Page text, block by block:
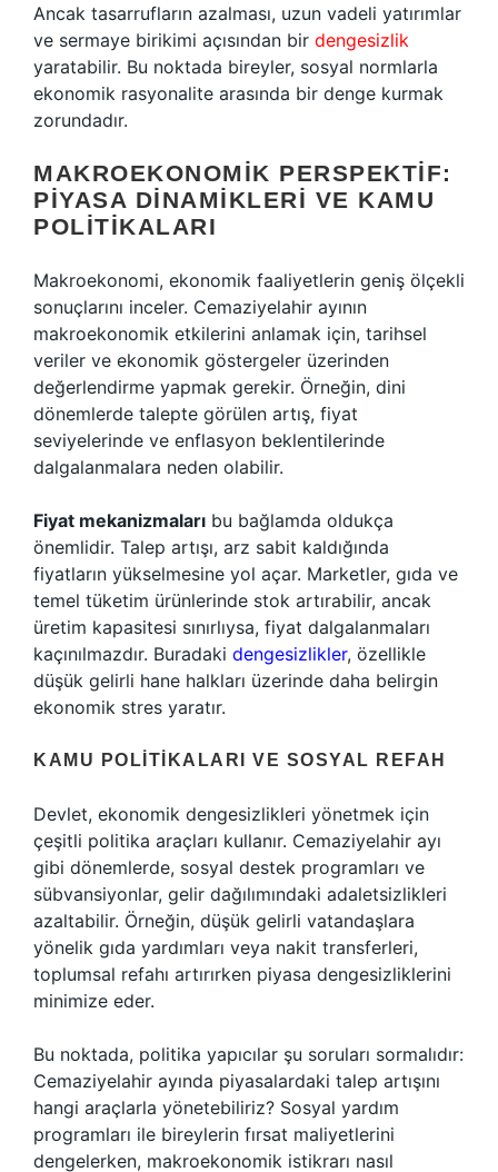
Ancak tasarrufların azalması, uzun vadeli yatırımlar
ve sermaye birikimi açısından bir dengesizlik
yaratabilir. Bu noktada bireyler, sosyal normlarla
ekonomik rasyonalite arasında bir denge kurmak
zorundadır.
MAKROEKONOMIK PERSPEKTIF:
PIYASA DINAMIKLERI VE KAMU
POLITIKALARI
Makroekonomi, ekonomik faaliyetlerin geniş ölçekli
sonuçlarını inceler. Cemaziyelahir ayının
makroekonomik etkilerini anlamak için, tarihsel
veriler ve ekonomik göstergeler üzerinden
değerlendirme yapmak gerekir. Örneğin, dini
dönemlerde talepte görülen artış, fiyat
seviyelerinde ve enflasyon beklentilerinde
dalgalanmalara neden olabilir.
Fiyat mekanizmaları bu bağlamda oldukça
önemlidir. Talep artışı, arz sabit kaldığında
fiyatların yükselmesine yol açar. Marketler, gıda ve
temel tüketim ürünlerinde stok artırabilir, ancak
üretim kapasitesi sınırlıysa, fiyat dalgalanmaları
kaçınılmazdır. Buradaki dengesizlikler, özellikle
düşük gelirli hane halkları üzerinde daha belirgin
ekonomik stres yaratır.
KAMU POLITIKALARI VE SOSYAL REFAH
Devlet, ekonomik dengesizlikleri yönetmek için
çeşitli politika araçları kullanır. Cemaziyelahir ayı
gibi dönemlerde, sosyal destek programları ve
sübvansiyonlar, gelir dağılımındaki adaletsizlikleri
azaltabilir. Örneğin, düşük gelirli vatandaşlara
yönelik gıda yardımları veya nakit transferleri,
toplumsal refahı artırırken piyasa dengesizliklerini
minimize eder.
Bu noktada, politika yapıcılar şu soruları sormalıdır:
Cemaziyelahir ayında piyasalardaki talep artışını
hangi araçlarla yönetebiliriz? Sosyal yardım
programları ile bireylerin fırsat maliyetlerini
dengelerken, makroekonomik istikrarı nasıl